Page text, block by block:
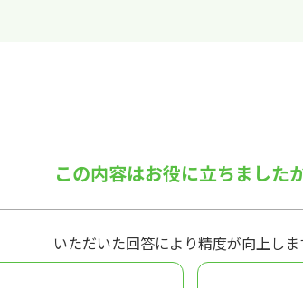
この内容はお役に立ちました
いただいた回答により精度が向上しま